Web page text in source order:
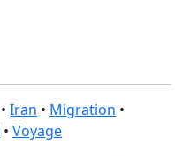
•Iran • Migration •
•Voyage